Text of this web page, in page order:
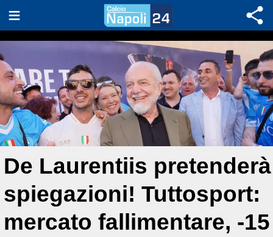
De Laurentiis pretenderà
spiegazioni! Tuttosport:
mercato fallimentare, -15